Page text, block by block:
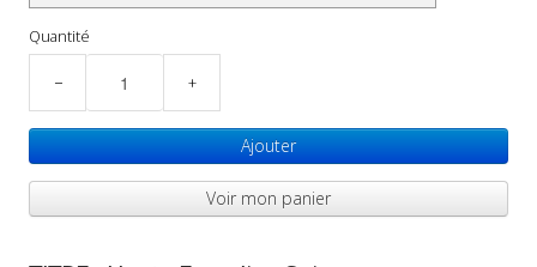
Quantité
− +
Ajouter
Voir mon panier